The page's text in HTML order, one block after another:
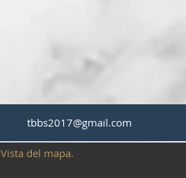
tbbs2017@gmail.com
Vista del mapa.